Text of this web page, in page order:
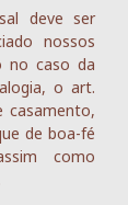
deve ser
nossos
no caso da
o art.
casamento,
de boa-fé
como